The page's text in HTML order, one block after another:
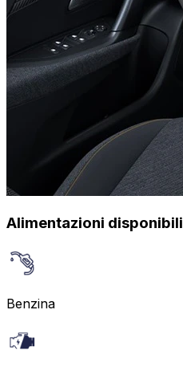
Alimentazioni disponibili
Benzina